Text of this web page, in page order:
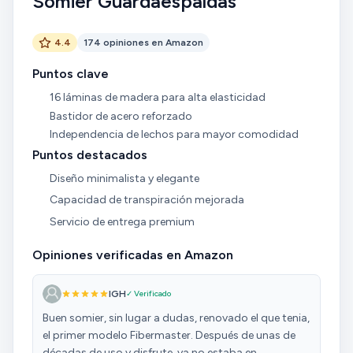
4.4 174 opiniones en Amazon
Puntos clave
16 láminas de madera para alta elasticidad
Bastidor de acero reforzado
Independencia de lechos para mayor comodidad
Puntos destacados
Diseño minimalista y elegante
Capacidad de transpiración mejorada
Servicio de entrega premium
Opiniones verificadas en Amazon
IGH✓ Verificado
Buen somier, sin lugar a dudas, renovado el que tenia,
el primer modelo Fibermaster. Después de unas de